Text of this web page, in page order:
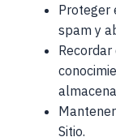
Proteger
spam y
Sitio.